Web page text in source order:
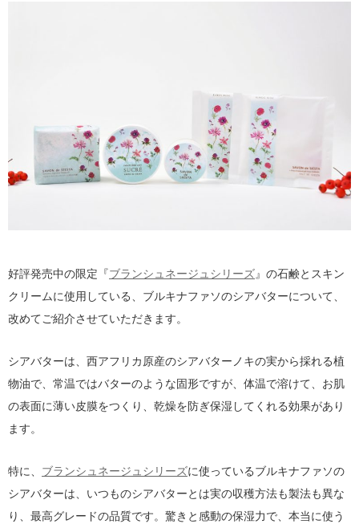
好評発売中の限定『ブランシュネージュシリーズ』の石鹸とスキン
クリームに使用している、ブルキナファソのシアバターについて、
改めてご紹介させていただきます。
シアバターは、西アフリカ原産のシアバターノキの実から採れる植
物油で、常温ではバターのような固形ですが、体温で溶けて、お肌
の表面に薄い皮膜をつくり、乾燥を防ぎ保湿してくれる効果があり
ます。
特に、 ブランシュネージュシリーズに使っているブルキナファソの
シアバターは、いつものシアバターとは実の収穫方法も製法も異な
り、最高グレードの品質です。驚きと感動の保湿力で、本当に使う